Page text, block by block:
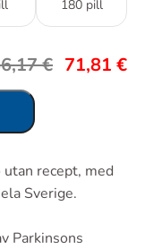
180 pill
€ 71,81 €
recept, med
Sverige.
Parkinsons